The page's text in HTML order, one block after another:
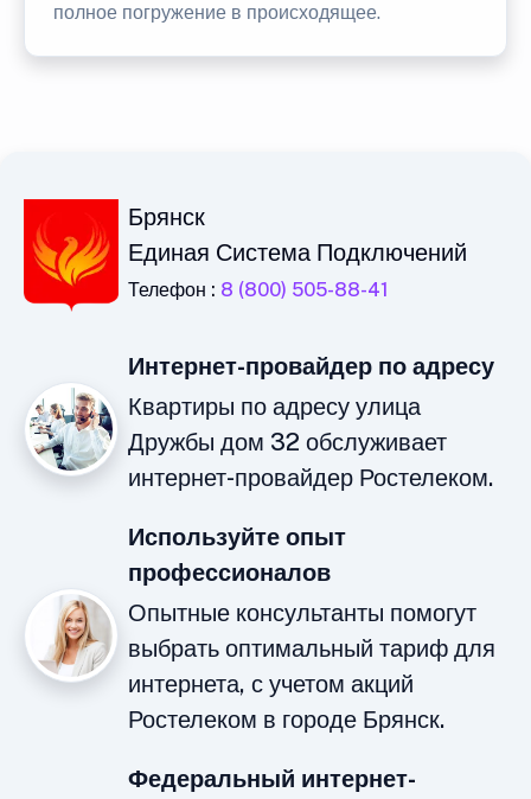
полное погружение в происходящее.
Брянск
Единая Система Подключений
Телефон : 8 (800) 505-88-41
Интернет-провайдер по адресу
Квартиры по адресу улица
Дружбы дом 32 обслуживает
интернет-провайдер Ростелеком.
Используйте опыт
профессионалов
Опытные консультанты помогут
выбрать оптимальный тариф для
интернета, с учетом акций
Ростелеком в городе Брянск.
Федеральный интернет-